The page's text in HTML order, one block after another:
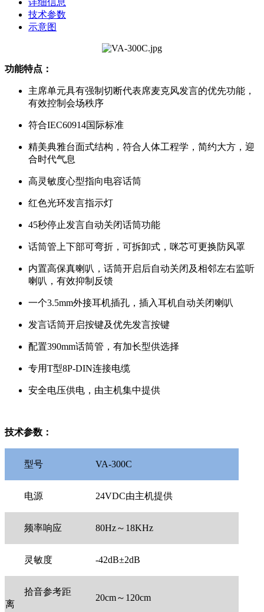
详细信息
技术参数
示意图
功能特点：
主席单元具有强制切断代表席麦克风发言的优先功能，
有效控制会场秩序
符合IEC60914国际标准
精美典雅台面式结构，符合人体工程学，简约大方，迎
合时代气息
高灵敏度心型指向电容话筒
红色光环发言指示灯
45秒停止发言自动关闭话筒功能
话筒管上下部可弯折，可拆卸式，咪芯可更换防风罩
内置高保真喇叭，话筒开启后自动关闭及相邻左右监听
喇叭，有效抑制反馈
一个3.5mm外接耳机插孔，插入耳机自动关闭喇叭
发言话筒开启按键及优先发言按键
配置390mm话筒管，有加长型供选择
专用T型8P-DIN连接电缆
安全电压供电，由主机集中提供
技术参数：
型号 VA-300C
电源 24VDC由主机提供
频率响应 80Hz～18KHz
灵敏度 -42dB±2dB
拾音参考距
离
20cm～120cm